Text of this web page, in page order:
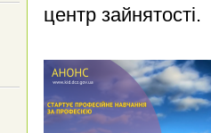
центр зайнятості.